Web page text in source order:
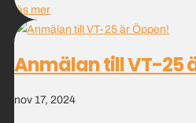
läs mer
Anmälan till VT-25
nov 17, 2024